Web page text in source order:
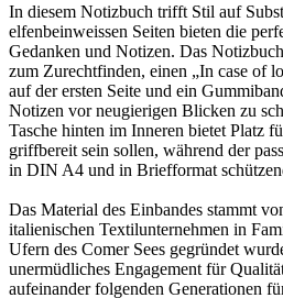
In diesem Notizbuch trifft Stil auf
elfenbeinweissen Seiten bieten die
Gedanken und Notizen. Das
zum Zurechtfinden, einen „In case of
auf der ersten Seite und ein
Notizen vor neugierigen Blicken zu
Tasche hinten im Inneren bietet Platz
griffbereit sein sollen, während der
in DIN A4 und in Briefformat
Das Material des Einbandes stammt
italienischen Textilunternehmen in
Ufern des Comer Sees gegründet
unermüdliches Engagement für
aufeinander folgenden Generationen